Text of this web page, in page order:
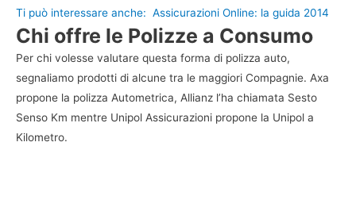
Ti può interessare anche: Assicurazioni Online: la guida 2014
Chi offre le Polizze a Consumo
Per chi volesse valutare questa forma di polizza auto,
segnaliamo prodotti di alcune tra le maggiori Compagnie. Axa
propone la polizza Autometrica, Allianz l’ha chiamata Sesto
Senso Km mentre Unipol Assicurazioni propone la Unipol a
Kilometro.